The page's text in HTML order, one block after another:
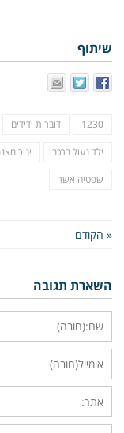
שיתוף
1230 דוברות ידידים
ילד נעול ברכב יניר
שפטיה אשר
« הקודם
השארת תגובה